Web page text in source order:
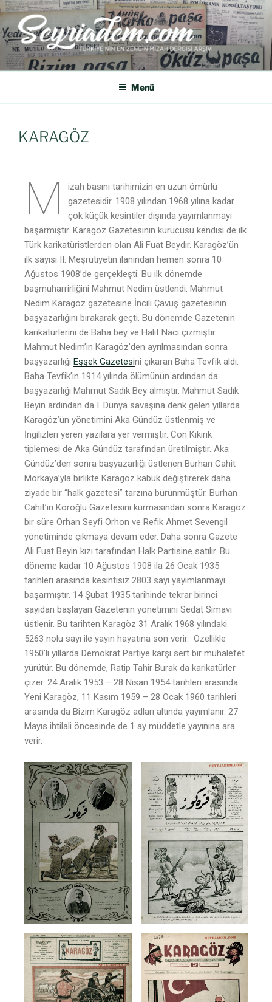
SEYRIADEM
Türkiye'nin En Zengin Mizah Dergisi Arşividir.
Menü
KARAGÖZ
M
izah basını tarihimizin en uzun ömürlü
gazetesidir. 1908 yılından 1968 yılına kadar
çok küçük kesintiler dışında yayımlanmayı
başarmıştır. Karagöz Gazetesinin kurucusu kendisi de ilk
Türk karikatüristlerden olan Ali Fuat Beydir. Karagöz’ün
ilk sayısı II. Meşrutiyetin ilanından hemen sonra 10
Ağustos 1908’de gerçekleşti. Bu ilk dönemde
başmuharrirliğini Mahmut Nedim üstlendi. Mahmut
Nedim Karagöz gazetesine İncili Çavuş gazetesinin
başyazarlığını bırakarak geçti. Bu dönemde Gazetenin
karikatürlerini de Baha bey ve Halit Naci çizmiştir
Mahmut Nedim’in Karagöz’den ayrılmasından sonra
başyazarlığı Eşşek Gazetesini çıkaran Baha Tevfik aldı.
Baha Tevfik’in 1914 yılında ölümünün ardından da
başyazarlığı Mahmut Sadık Bey almıştır. Mahmut Sadık
Beyin ardından da I. Dünya savaşına denk gelen yıllarda
Karagöz’ün yönetimini Aka Gündüz üstlenmiş ve
İngilizleri yeren yazılara yer vermiştir. Con Kikirik
tiplemesi de Aka Gündüz tarafından üretilmiştir. Aka
Gündüz’den sonra başyazarlığı üstlenen Burhan Cahit
Morkaya’yla birlikte Karagöz kabuk değiştirerek daha
ziyade bir “halk gazetesi” tarzına bürünmüştür. Burhan
Cahit’in Köroğlu Gazetesini kurmasından sonra Karagöz
bir süre Orhan Seyfi Orhon ve Refik Ahmet Sevengil
yönetiminde çıkmaya devam eder. Daha sonra Gazete
Ali Fuat Beyin kızı tarafından Halk Partisine satılır. Bu
döneme kadar 10 Ağustos 1908 ila 26 Ocak 1935
tarihleri arasında kesintisiz 2803 sayı yayımlanmayı
başarmıştır. 14 Şubat 1935 tarihinde tekrar birinci
sayıdan başlayan Gazetenin yönetimini Sedat Simavi
üstlenir. Bu tarihten Karagöz 31 Aralık 1968 yılındaki
5263 nolu sayı ile yayın hayatına son verir. Özellikle
1950’li yıllarda Demokrat Partiye karşı sert bir muhalefet
yürütür. Bu dönemde, Ratip Tahir Burak da karikatürler
çizer. 24 Aralık 1953 – 28 Nisan 1954 tarihleri arasında
Yeni Karagöz, 11 Kasım 1959 – 28 Ocak 1960 tarihleri
arasında da Bizim Karagöz adları altında yayımlanır. 27
Mayıs ihtilali öncesinde de 1 ay müddetle yayınına ara
verir.